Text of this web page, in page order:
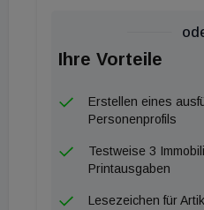
Ihre Vorteile
Erstellen eines
Personenprofils
Testweise 3
Printausgaben
Lesezeichen für